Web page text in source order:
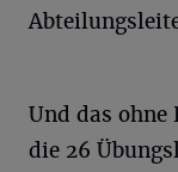
Und das ohne
die 26